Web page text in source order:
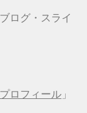
ログ・スライ
プロフィール 」